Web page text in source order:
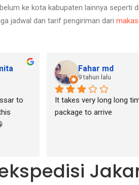
ke kota kabupaten lainnya seperti
jadwal dan tarif pengiriman dari
to
Fahar md
9 tahun lalu
It takes very long long
package to arrive